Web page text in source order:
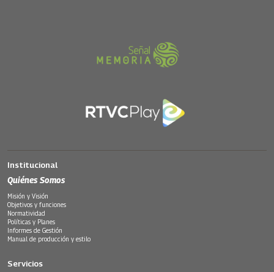
Institucional
Quiénes Somos
Misión y Visión
Objetivos y funciones
Normatividad
Políticas y Planes
Informes de Gestión
Manual de producción y estilo
Servicios